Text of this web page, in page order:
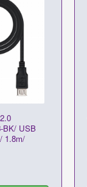
BK/ USB
1.8m/